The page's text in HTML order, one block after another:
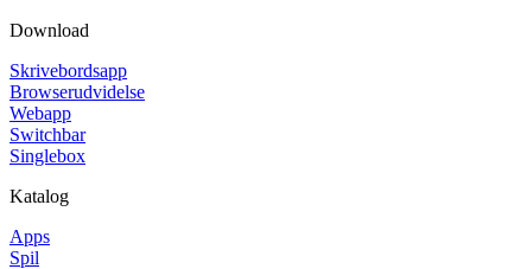
Download
Skrivebordsapp
Browserudvidelse
Webapp
Switchbar
Singlebox
Katalog
Apps
Spil